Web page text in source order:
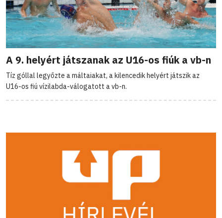
A 9. helyért játszanak az U16-os fiúk a vb-n
Tíz góllal legyőzte a máltaiakat, a kilencedik helyért játszik az
U16-os fiú vízilabda-válogatott a vb-n.